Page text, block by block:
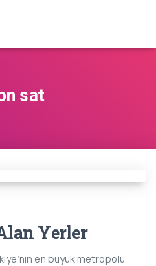
sat
Yerler
en büyük metropolü